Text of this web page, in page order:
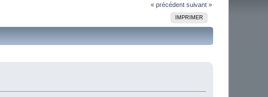
« précédent suivant »
IMPRIMER